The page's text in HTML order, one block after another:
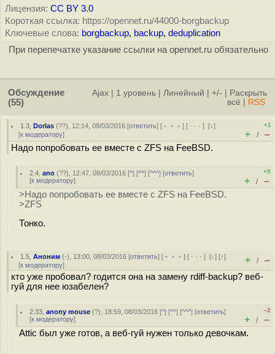
Лицензия: CC BY 3.0
Короткая ссылка: https://opennet.ru/44000-borgbackup
Ключевые слова: borgbackup, backup, deduplication
При перепечатке указание ссылки на opennet.ru обязательно
Обсуждение
(55)
Ajax 1 уровень Линейный +/-
Раскрыть
всё
RSS
1.3 ,Dorlas (??), 12:14, 08/03/2016 [ответить] [ ﹢﹢﹢] [ · · ·][↓]
[к модератору]
+1
+ / –
Надо попробовать ее вместе с ZFS на FeeBSD.
2.4 ,ano (??), 12:47, 08/03/2016 [^] [^^] [^^^] [ответить]
[к модератору]
+9
+ / –
>Надо попробовать ее вместе с ZFS на FeeBSD.
>ZFS
Тонко.
1.5 ,Аноним (-), 13:00, 08/03/2016 [ответить] [ ﹢﹢﹢] [ · · ·][↓] [↑]
[к модератору] + / –
кто уже пробовал? годится она на замену rdiff-backup? веб-
гуй для нее юзабелен?
2.33 ,anony mouse (?), 18:59, 08/03/2016 [^] [^^] [^^^] [ответить]
[к модератору]
–2
+ / –
Attic был уже готов, а веб-гуй нужен только девочкам.